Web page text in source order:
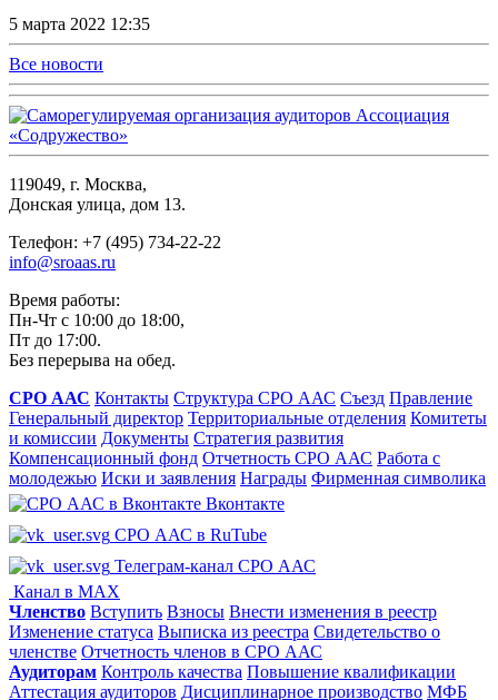
5 марта 2022 12:35
Все новости
119049, г. Москва,
Донская улица, дом 13.
Телефон: +7 (495) 734-22-22
info@sroaas.ru
Время работы:
Пн-Чт с 10:00 до 18:00,
Пт до 17:00.
Без перерыва на обед.
СРО ААС Контакты Структура СРО ААС Съезд Правление
Генеральный директор Территориальные отделения Комитеты
и комиссии Документы Стратегия развития
Компенсационный фонд Отчетность СРО ААС Работа с
молодежью Иски и заявления Награды Фирменная символика
Вконтакте
СРО ААС в RuTube
Телеграм-канал СРО ААС
Канал в MAX
Членство Вступить Взносы Внести изменения в реестр
Изменение статуса Выписка из реестра Свидетельство о
членстве Отчетность членов в СРО ААС
Аудиторам Контроль качества Повышение квалификации
Аттестация аудиторов Дисциплинарное производство МФБ